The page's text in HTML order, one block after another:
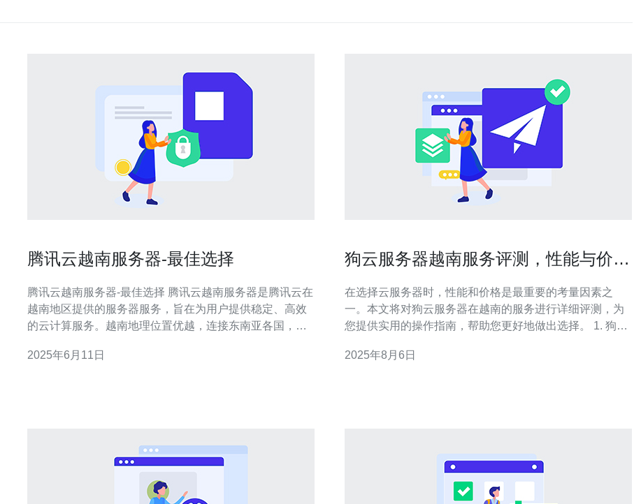
腾讯云越南服务器-最佳选择
腾讯云越南服务器-最佳选择 腾讯云越南服务器是腾讯云在
越南地区提供的服务器服务，旨在为用户提供稳定、高效
的云计算服务。越南地理位置优越，连接东南亚各国，是
讯云在越南地区设有数据中心，提供本地化服务，保证用
2025年6月11日
狗云服务器越南服务评测，性能与价格
在选择云服务器时，性能和价格是最重要的考量因素之
一。本文将对狗云服务器在越南的服务进行详细评测，为
您提供实用的操作指南，帮助您更好地做出选择。 1. 狗云
尤其在东南亚地区拥有良好的口碑。其提供的服务包括虚
2025年8月6日